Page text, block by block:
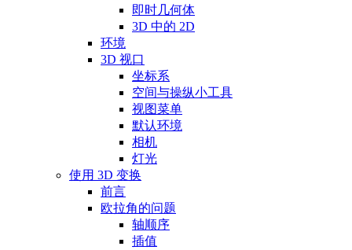
即时几何体
3D 中的 2D
环境
3D 视口
坐标系
空间与操纵小工具
视图菜单
默认环境
相机
灯光
使用 3D 变换
前言
欧拉角的问题
轴顺序
插值